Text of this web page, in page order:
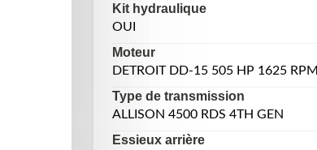
Kit hydraulique
OUI
Moteur
DETROIT DD-15 505 HP 1625 RPM
Type de transmission
ALLISON 4500 RDS 4TH GEN
Essieux arrière